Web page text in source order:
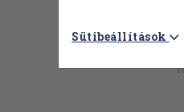
Sütibeállítások